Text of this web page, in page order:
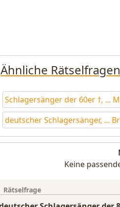
Ähnliche Rätselfragen
Schlagersänger der 60er †, ...
deutscher Schlagersänger, ...
Keine
Rätselfrage